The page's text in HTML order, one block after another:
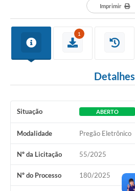
Notas Fiscais Eletrônicas
A Prefeitura
A Nossa Cidade
Conselhos Municipais
Sala Mineira do Empreendedor
Imprimir
1
Detalhes
Situação ABERTO
Modalidade Pregão Eletrônico
Nº da Licitação 55/2025
Nº do Processo 180/2025